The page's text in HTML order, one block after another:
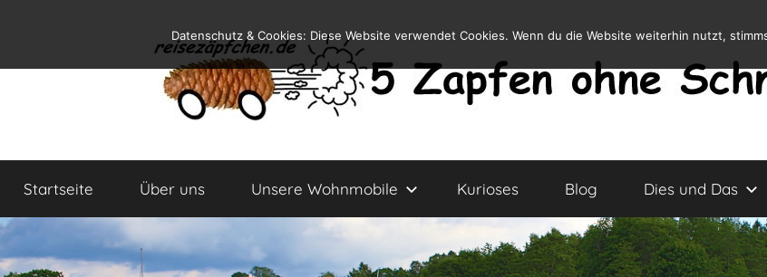
springen
Reiseblog
und
Leben
Startseite Über uns Unsere Wohnmobile Kurioses Blog Dies und Das
Datenschutz & Cookies: Diese Website verwendet Cookies. Wenn du die Website weiterhin nutzt,